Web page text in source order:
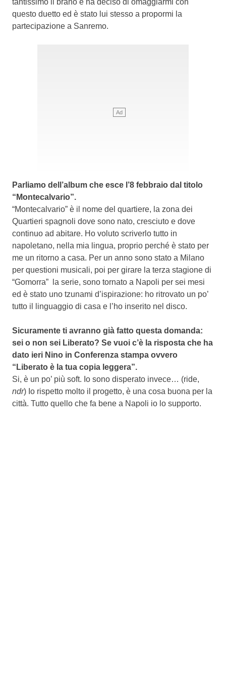
questo duetto ed è stato lui stesso a propormi la
partecipazione a Sanremo.
Parliamo dell’album che esce l’8 febbraio dal titolo
“Montecalvario”.
“Montecalvario” è il nome del quartiere, la zona dei
Quartieri spagnoli dove sono nato, cresciuto e dove
continuo ad abitare. Ho voluto scriverlo tutto in
napoletano, nella mia lingua, proprio perché è stato per
me un ritorno a casa. Per un anno sono stato a Milano
per questioni musicali, poi per girare la terza stagione di
“Gomorra” la serie, sono tornato a Napoli per sei mesi
ed è stato uno tzunami d’ispirazione: ho ritrovato un po’
tutto il linguaggio di casa e l’ho inserito nel disco.
Sicuramente ti avranno già fatto questa domanda:
sei o non sei Liberato? Se vuoi c’è la risposta che ha
dato ieri Nino in Conferenza stampa ovvero
“Liberato è la tua copia leggera”.
Si, è un po’ più soft. Io sono disperato invece… (ride,
ndr) Io rispetto molto il progetto, è una cosa buona per la
città. Tutto quello che fa bene a Napoli io lo supporto.